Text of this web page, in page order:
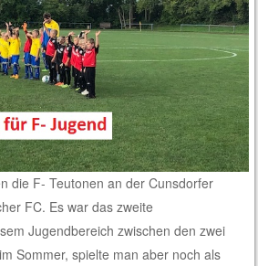
die F- Teutonen an der Cunsdorfer
FC. Es war das zweite
Jugendbereich zwischen den zwei
Sommer, spielte man aber noch als